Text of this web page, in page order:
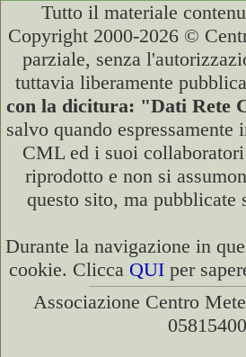
Tutto il materiale
Copyright 2000-2026 ©
parziale, senza
tuttavia liberamente
con la dicitura: "Dati Rete
salvo quando
CML ed i suoi
riprodotto e non si
questo sito, ma
Durante la navigazione in
cookie. Clicca QUI per
Associazione Centro